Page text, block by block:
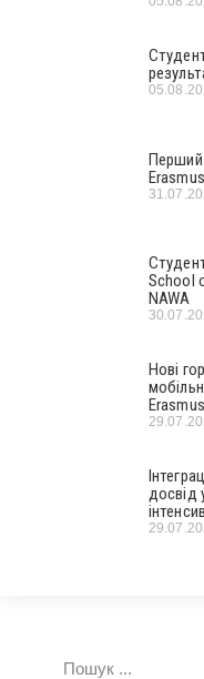
Перший
School
NAWA
Нові
досвід